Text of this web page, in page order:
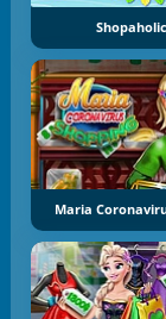
Maria